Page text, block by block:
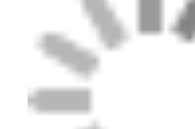
আমাদের সম্পর্কে
কারখানা ভ্রমণ